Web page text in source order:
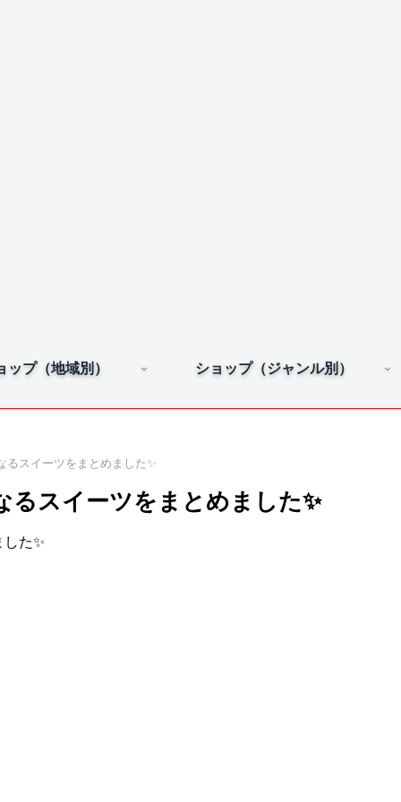
ップ（地域別） ショップ（ジャンル別）
るスイーツをまとめました✨
るスイーツをまとめました✨
た✨